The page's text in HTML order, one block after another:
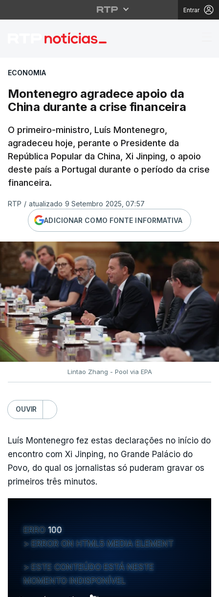
Entrar
Montenegro
ECONOMIA
Montenegro agradece apoio da
China durante a crise financeira
O primeiro-ministro, Luís Montenegro,
agradeceu hoje, perante o Presidente da
República Popular da China, Xi Jinping, o apoio
deste país a Portugal durante o período da crise
financeira.
RTP / atualizado 9 Setembro 2025, 07:57
ADICIONAR COMO FONTE INFORMATIVA
Lintao Zhang - Pool via EPA
OUVIR
Luís Montenegro fez estas declarações no início do
encontro com Xi Jinping, no Grande Palácio do
Povo, do qual os jornalistas só puderam gravar os
primeiros três minutos.
ERRO 100
ERROR ON HTML5 MEDIA ELEMENT
ESTE CONTEÚDO ESTÁ NESTE
MOMENTO INDISPONÍVEL